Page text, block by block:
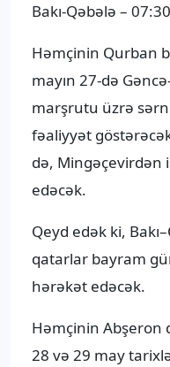
Bakı-Qəbələ –
Həmçinin Qurban
mayın 27-də
marşrutu üzrə
fəaliyyət
də, Mingəçevirdən
edəcək.
Qeyd edək ki,
qatarlar bayram
hərəkət edəcək.
Həmçinin Abşeron
28 və 29 may